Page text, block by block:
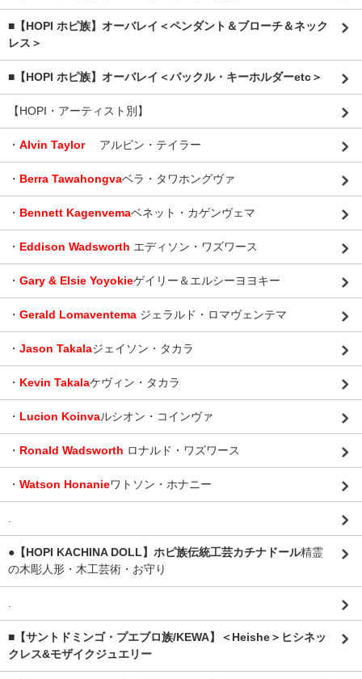
■【HOPI ホピ族】オーバレイ＜ペンダント＆ブローチ＆ネック
レス＞
■【HOPI ホピ族】オーバレイ＜バックル・キーホルダーetc＞
【HOPI・アーティスト別】
・ Alvin Taylor アルビン・テイラー
・ Berra Tawahongvaベラ・タワホングヴァ
・ Bennett Kagenvemaベネット・カゲンヴェマ
・ Eddison Wadsworth エディソン・ワズワース
・ Gary & Elsie Yoyokieゲイリー＆エルシーヨヨキー
・ Gerald Lomaventema ジェラルド・ロマヴェンテマ
・ Jason Takalaジェイソン・タカラ
・ Kevin Takalaケヴィン・タカラ
・ Lucion Koinvaルシオン・コインヴァ
・ Ronald Wadsworth ロナルド・ワズワース
・ Watson Honanieワトソン・ホナニー
.
●【HOPI KACHINA DOLL】ホピ族伝統工芸カチナドール精霊
の木彫人形・木工芸術・お守り
.
■【サントドミンゴ・プエブロ族/KEWA】＜Heishe＞ヒシネッ
クレス&モザイクジュエリー